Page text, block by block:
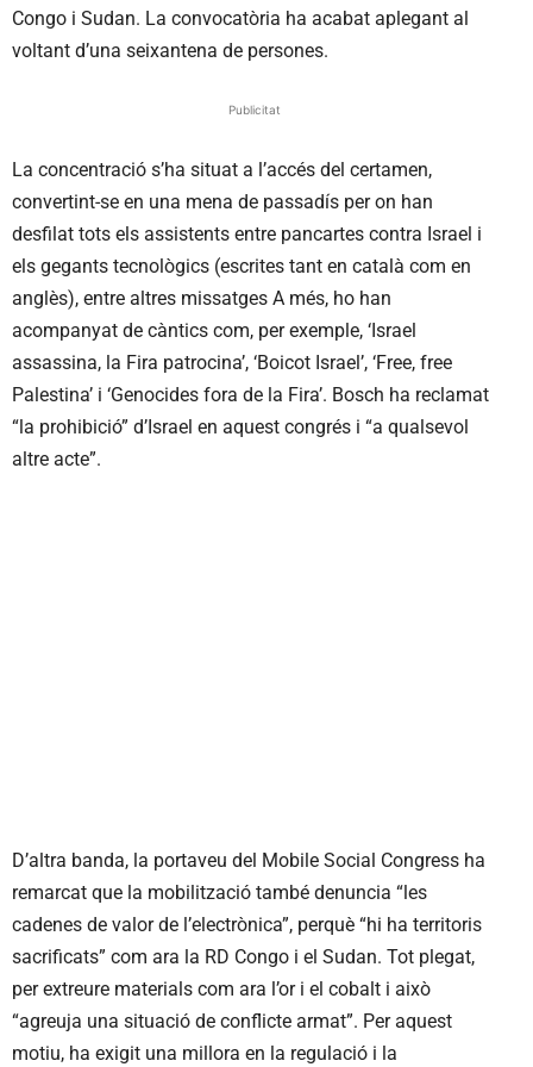
Congo i Sudan. La convocatòria ha acabat aplegant al
voltant d’una seixantena de persones.
Publicitat
La concentració s’ha situat a l’accés del certamen,
convertint-se en una mena de passadís per on han
desfilat tots els assistents entre pancartes contra Israel i
els gegants tecnològics (escrites tant en català com en
anglès), entre altres missatges A més, ho han
acompanyat de càntics com, per exemple, ‘Israel
assassina, la Fira patrocina’, ‘Boicot Israel’, ‘Free, free
Palestina’ i ‘Genocides fora de la Fira’. Bosch ha reclamat
“la prohibició” d’Israel en aquest congrés i “a qualsevol
altre acte”.
D’altra banda, la portaveu del Mobile Social Congress ha
remarcat que la mobilització també denuncia “les
cadenes de valor de l’electrònica”, perquè “hi ha territoris
sacrificats” com ara la RD Congo i el Sudan. Tot plegat,
per extreure materials com ara l’or i el cobalt i això
“agreuja una situació de conflicte armat”. Per aquest
motiu, ha exigit una millora en la regulació i la